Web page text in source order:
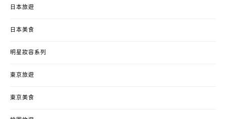
日本旅遊
日本美食
明星妝容系列
東京旅遊
東京美食